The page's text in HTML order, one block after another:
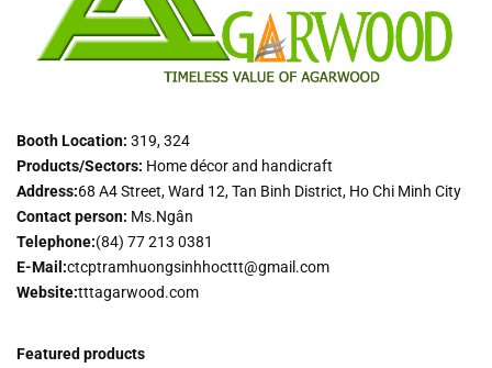
Booth Location: 319, 324
Products/Sectors: Home décor and handicraft
Address:68 A4 Street, Ward 12, Tan Binh District, Ho Chi Minh City
Contact person: Ms.Ngân
Telephone:(84) 77 213 0381
E-Mail:ctcptramhuongsinhhocttt@gmail.com
Website:tttagarwood.com
Featured products